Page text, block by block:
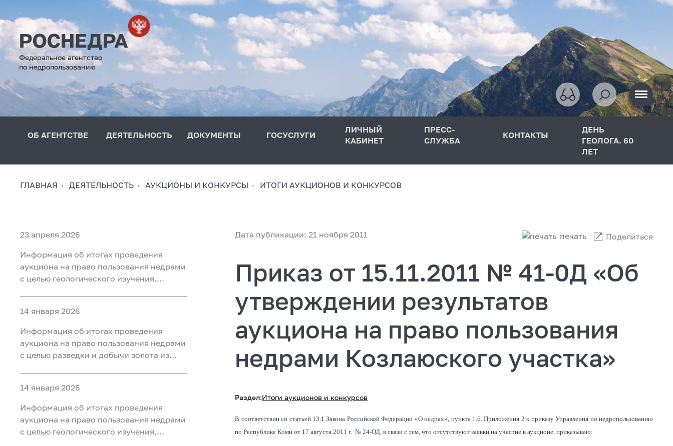
Федеральное агентство
по недропользованию
ОБ АГЕНТСТВЕ ДЕЯТЕЛЬНОСТЬ ДОКУМЕНТЫ ГОСУСЛУГИ
ЛИЧНЫЙ
КАБИНЕТ
ПРЕСС-
СЛУЖБА
КОНТАКТЫ
ДЕНЬ
ГЕОЛОГА. 60
ЛЕТ
ГЛАВНАЯ ДЕЯТЕЛЬНОСТЬ АУКЦИОНЫ И КОНКУРСЫ ИТОГИ АУКЦИОНОВ И КОНКУРСОВ
23 апреля 2026
Информация об итогах проведения
аукциона на право пользования недрами
с целью геологического изучения,
«Тарховский», расположенного на
территории Ханты-Мансийского района
Ханты-Мансийского автономного округа
- Югры
14 января 2026
Информация об итогах проведения
аукциона на право пользования недрами
с целью разведки и добычи золота из
недр «Мостовка р.» в Свердловской
области
14 января 2026
Информация об итогах проведения
аукциона на право пользования недрами
с целью геологического изучения,
Дата публикации: 21 ноября 2011 печать Поделиться
Приказ от 15.11.2011 № 41-0Д «Об
утверждении результатов
аукциона на право пользования
недрами Козлаюского участка»
Раздел:Итоги аукционов и конкурсов
В соответствии со статьей 13.1 Закона Российской Федерации «О недрах», пункта 1.6. Приложения 2 к приказу Управления по недропользованию
по Республике Коми от 17 августа 2011 г. № 24-ОД, в связи с тем, что отсутствуют заявки на участие в аукционе, приказываю: